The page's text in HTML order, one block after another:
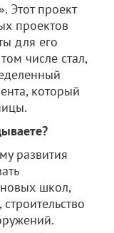
Этот проект
проектов
для его
числе стал,
который
развития
новых школ,